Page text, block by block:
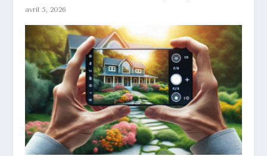
avril 5, 2026